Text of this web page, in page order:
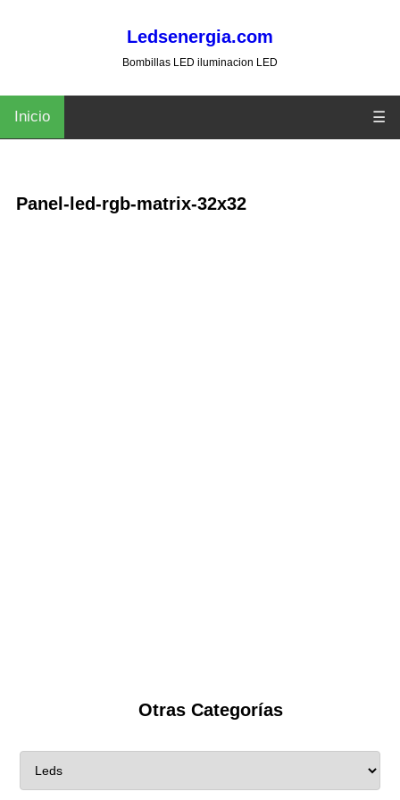
Ledsenergia.com
Bombillas LED iluminacion LED
Inicio ☰
Panel-led-rgb-matrix-32x32
Otras Categorías